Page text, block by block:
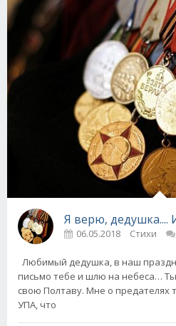
Я верю,
06.05.2018 Стихи
Любимый дедушка, в наш
письмо тебе и шлю на небеса…
свою Полтаву. Мне о предателях
УПА, что